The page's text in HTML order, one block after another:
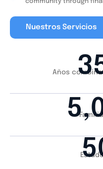
Nuestros Servicios
Años